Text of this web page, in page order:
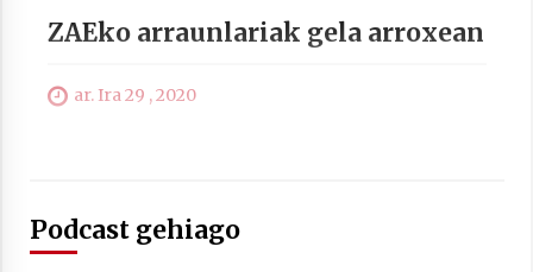
ZAEko arraunlariak gela arroxean
ar. Ira 29 , 2020
Podcast gehiago